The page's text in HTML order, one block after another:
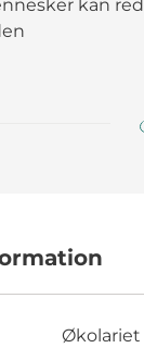
kan
Økolariet